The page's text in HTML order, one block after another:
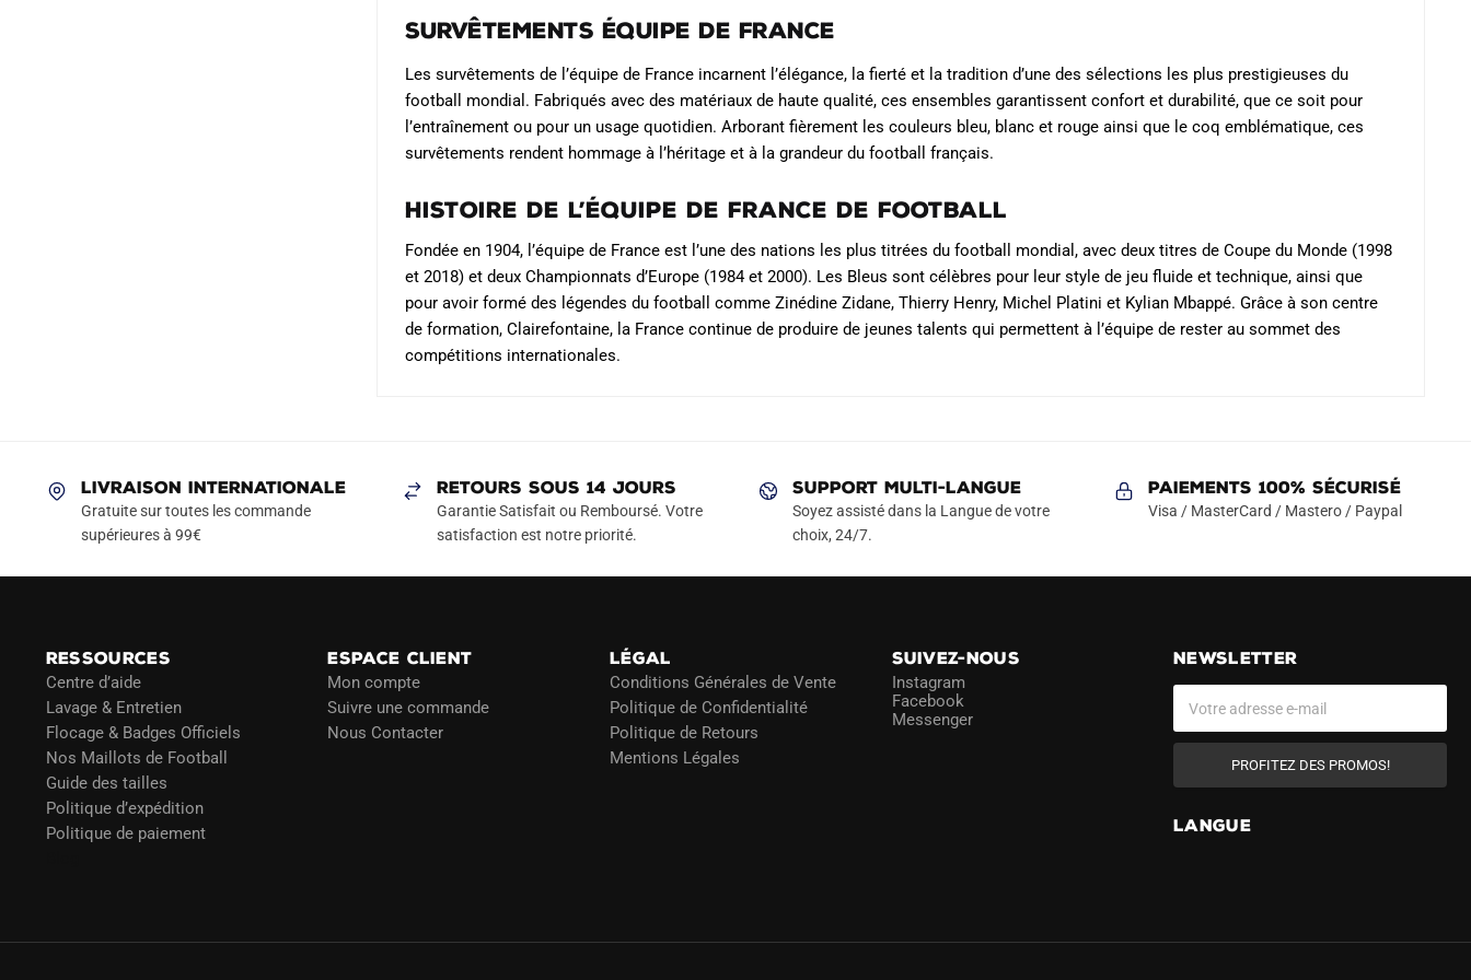
options
peuvent
choisies
page
Les
options
peuvent
être
choisies
sur
page
Survêtements Équipe de France
Les survêtements de l’équipe de France incarnent l’élégance, la fierté et la tradition d’une des sélections les plus prestigieuses du
football mondial. Fabriqués avec des matériaux de haute qualité, ces ensembles garantissent confort et durabilité, que ce soit pour
l’entraînement ou pour un usage quotidien. Arborant fièrement les couleurs bleu, blanc et rouge ainsi que le coq emblématique, ces
survêtements rendent hommage à l’héritage et à la grandeur du football français.
Histoire de l’Équipe de France de Football
Fondée en 1904, l’équipe de France est l’une des nations les plus titrées du football mondial, avec deux titres de Coupe du Monde (1998
et 2018) et deux Championnats d’Europe (1984 et 2000). Les Bleus sont célèbres pour leur style de jeu fluide et technique, ainsi que
pour avoir formé des légendes du football comme Zinédine Zidane, Thierry Henry, Michel Platini et Kylian Mbappé. Grâce à son centre
de formation, Clairefontaine, la France continue de produire de jeunes talents qui permettent à l’équipe de rester au sommet des
compétitions internationales.
LIVRAISON INTERNATIONALE
Gratuite sur toutes les commande
supérieures à 99€
RETOURS SOUS 14 JOURS
Garantie Satisfait ou Remboursé. Votre
satisfaction est notre priorité.
SUPPORT MULTI-LANGUE
Soyez assisté dans la Langue de votre
choix, 24/7.
Paiements 100% Sécurisé
Visa / MasterCard / Mastero / Paypal
RESSOURCES
Centre d’aide
Lavage & Entretien
Flocage & Badges Officiels
Nos Maillots de Football
Guide des tailles
Politique d’expédition
Politique de paiement
ESPACE CLIENT
Mon compte
Suivre une commande
Nous Contacter
LÉGAL
Conditions Générales de Vente
Politique de Confidentialité
Politique de Retours
Mentions Légales
SUIVEZ-NOUS
Instagram
Facebook
Messenger
NEWSLETTER
PROFITEZ DES PROMOS!
LANGUE